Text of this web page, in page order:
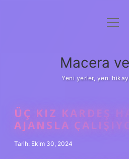
Anasayfa
Yasal
Macera
Yeni yerler, yeni
ÜÇ KIZ KARDEŞ
AJANSLA
Tarih: Ekim 30, 2024